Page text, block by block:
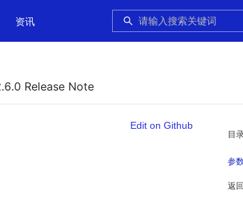
资讯
Release Note
目
参
返回
Edit on Github